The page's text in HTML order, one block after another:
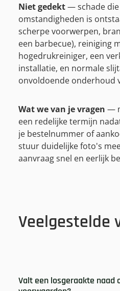
Niet gedekt— schade
omstandigheden is
scherpe voorwerpen,
een barbecue), reiniging
hogedrukreiniger, een
installatie, en normale
onvoldoende onderhoud
Wat we van je vragen —
een redelijke termijn
je bestelnummer of
stuur duidelijke foto's
aanvraag snel en eerlijk
Veelgestelde
Valt een losgeraakte naad